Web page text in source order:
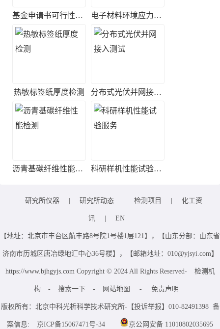
基金申请书可行性评估 电子材料环境应力筛选实验
热敏标签纸厚度检测 分布式光伏并网接入测试
沥青基碳纤维性能检测 科研样机性能试验服务
研究所仪器 研究所动态 检测项目 化工资
讯 EN
【地址：北京市丰台区航丰路8号院1号楼1层121】，【山东分部：山东省
济南市历城区唐冶绿地汇中心36号楼】，【邮箱地址：010@yjsyi.com】
https://www.bjhgyjs.com Copyright © 2024 All Rights Reserved- 检测机
构 - 搜索一下 - 网站地图 - 免责声明
版权所有：北京中科光析科学技术研究所-【投诉举报】010-82491398 备
案信息: 京ICP备15067471号-34 京公网安备 11010802035695